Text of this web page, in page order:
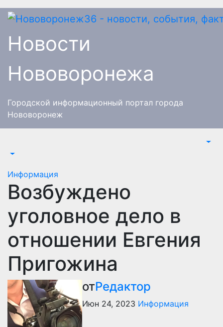
Перейти
Новости
Нововоронежа
Городской информационный портал города
Нововоронеж
Информация
Возбуждено
уголовное дело в
отношении Евгения
Пригожина
отРедактор
Июн 24, 2023 Информация